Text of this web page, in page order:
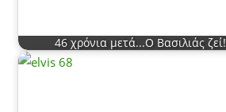
46 χρόνια μετά...Ο Βασιλιάς ζεί!